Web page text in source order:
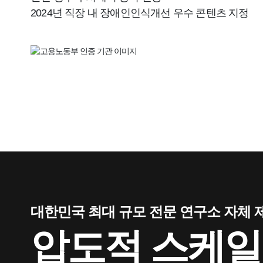
2024년 직장 내 장애인인식개선 우수 콘텐츠 지정
대한민국 최대 규모 전문 연구소 자체
압도적 스케